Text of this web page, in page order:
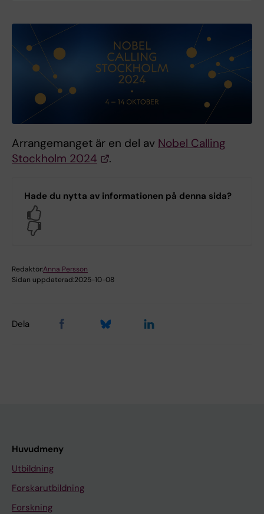
Arrangemanget är en del av Nobel Calling
Stockholm 2024
.
Hade du nytta av informationen på denna sida?
Redaktör:Anna Persson
Sidan uppdaterad:2025-10-08
Dela
Huvudmeny
Utbildning
Forskarutbildning
Forskning